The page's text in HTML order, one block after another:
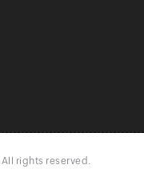
All rights reserved.